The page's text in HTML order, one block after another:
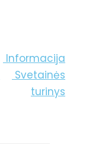
Informacija
Svetainės
turinys